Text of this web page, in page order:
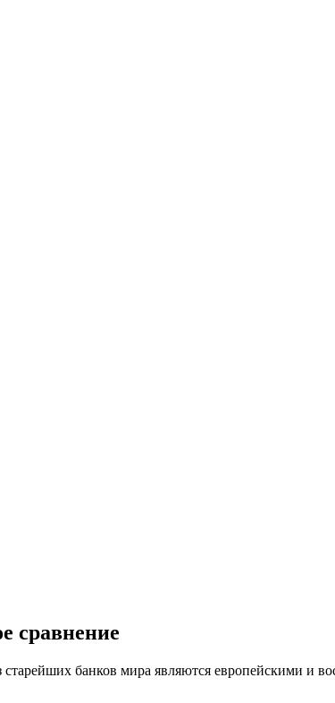
сравнение
банков мира являются европейскими и